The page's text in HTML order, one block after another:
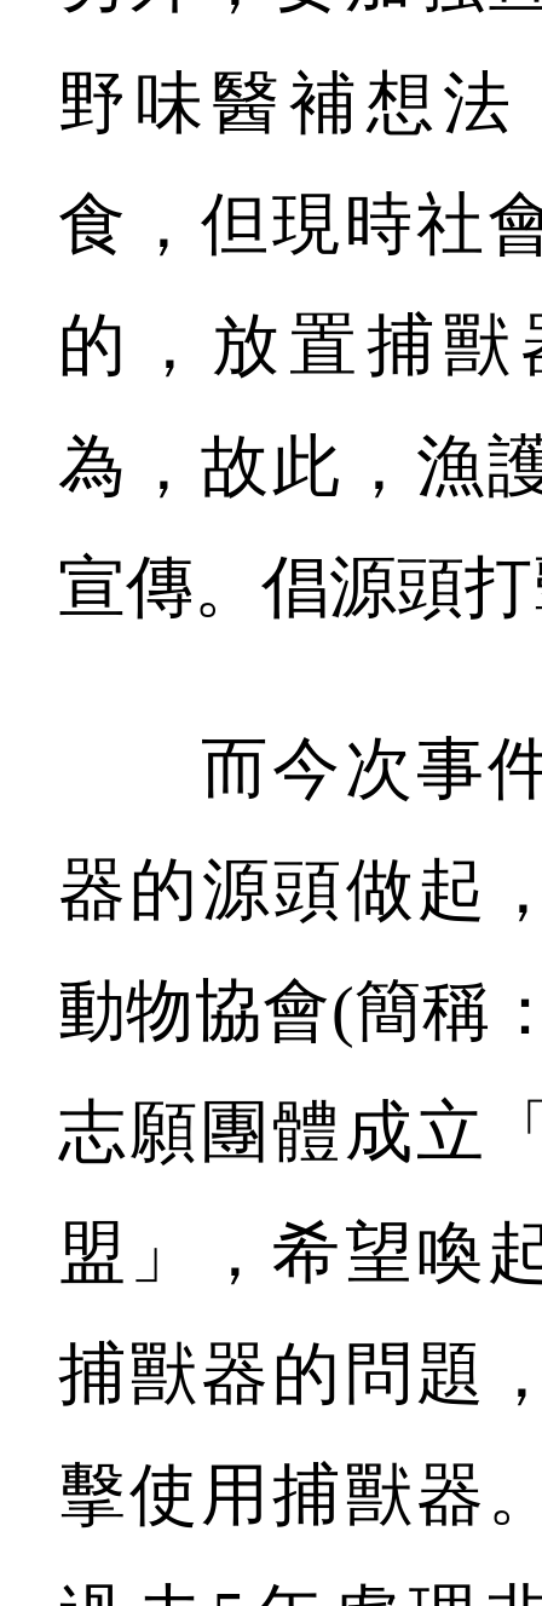
野味醫補想
食，但現時社
的，放置捕
為，故此，漁
宣傳。倡源頭
而今次事件
器的源頭做起
動物協會(簡稱
志願團體成立
盟」，希望喚
捕獸器的問題
擊使用捕獸器